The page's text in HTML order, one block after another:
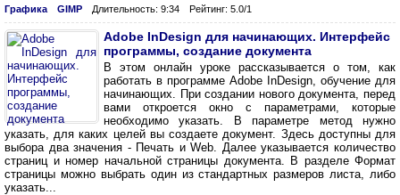
Графика GIMP Длительность: 9:34 Рейтинг: 5.0/1
Adobe InDesign для начинающих. Интерфейс
программы, создание документа
В этом онлайн уроке рассказывается о том, как
работать в программе Adobe InDesign, обучение для
начинающих. При создании нового документа, перед
вами откроется окно с параметрами, которые
необходимо указать. В параметре метод нужно
указать, для каких целей вы создаете документ. Здесь доступны для
выбора два значения - Печать и Web. Далее указывается количество
страниц и номер начальной страницы документа. В разделе Формат
страницы можно выбрать один из стандартных размеров листа, либо
указать...